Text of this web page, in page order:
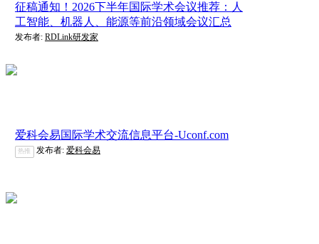
征稿通知！2026下半年国际学术会议推荐：人
工智能、机器人、能源等前沿领域会议汇总
发布者: RDLink研发家
爱科会易国际学术交流信息平台-Uconf.com
热推 发布者: 爱科会易